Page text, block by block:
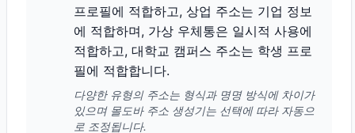
프로필에 적합하고, 상업 주소는 기업 정보
에 적합하며, 가상 우체통은 일시적 사용에
적합하고, 대학교 캠퍼스 주소는 학생 프로
필에 적합합니다.
다양한 유형의 주소는 형식과 명명 방식에 차이가
있으며 몰도바 주소 생성기는 선택에 따라 자동으
로 조정됩니다.